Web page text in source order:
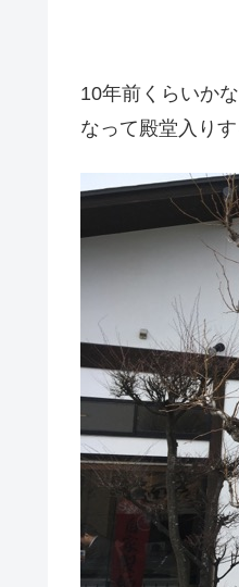
10年前くらいか
なって殿堂入り